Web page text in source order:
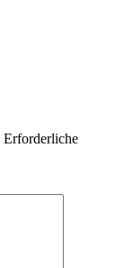
Erforderliche